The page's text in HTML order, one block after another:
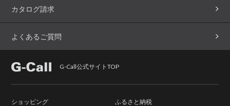
カタログ請求
よくあるご質問
G-Call公式サイトTOP
ショッピング ふるさと納税